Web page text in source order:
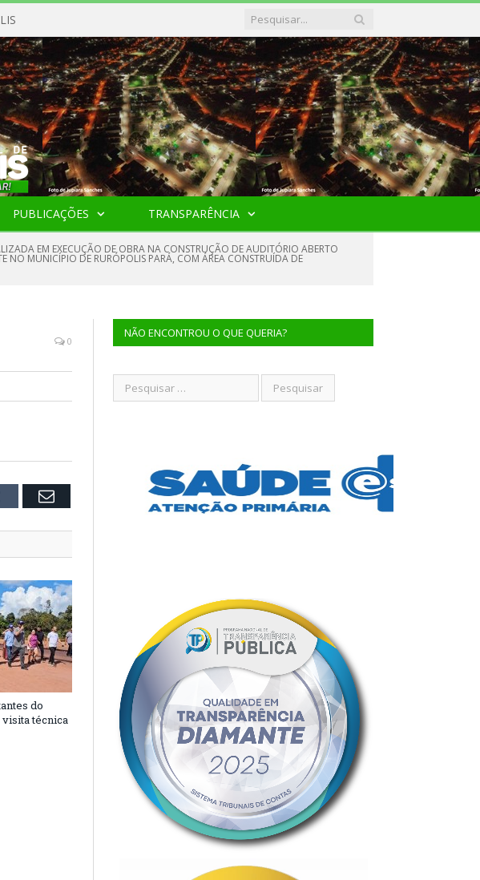
PUBLICAÇÕES TRANSPARÊNCIA
EM EXECUÇÃO DE OBRA NA CONSTRUÇÃO DE AUDITÓRIO ABERTO
NO MUNICÍPIO DE RURÓPOLIS PARÁ, COM ÁREA CONSTRUÍDA DE
0
Email
do
técnica
NÃO ENCONTROU O QUE QUERIA?